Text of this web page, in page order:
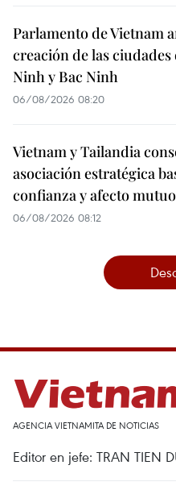
Parlamento de Vietnam
creación de las ciudades
Ninh y Bac Ninh
06/08/2026 08:20
Vietnam y Tailandia
asociación estratégica
confianza y afecto mutuo
06/08/2026 08:12
AGENCIA VIETNAMITA DE NOTICIAS
Editor en jefe: TRAN TIEN